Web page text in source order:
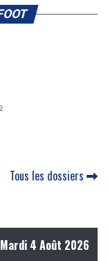
Tous les dossiers
Mardi 4 Août 2026